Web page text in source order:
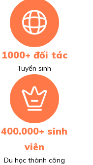
1000+ đối tác
Tuyển sinh
400.000+ sinh
viên
Du học thành công